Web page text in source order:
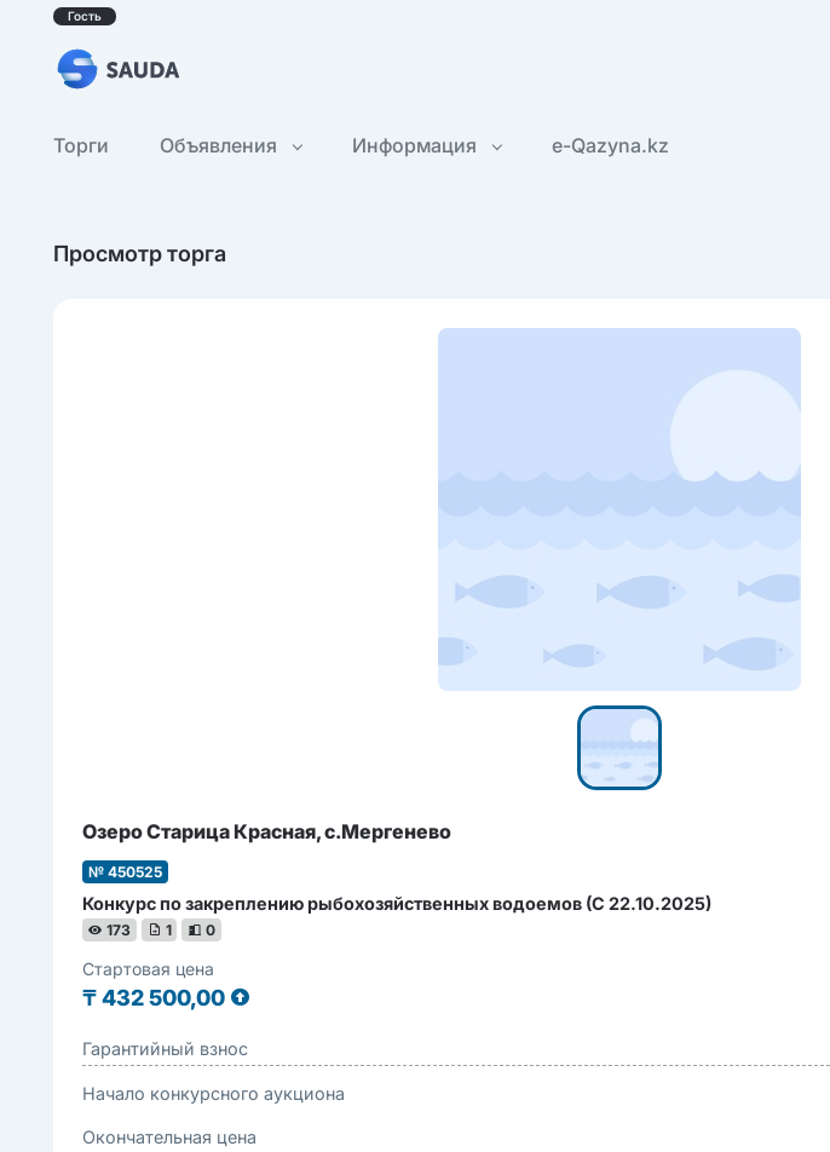
Гость
Торги Объявления Информация e-Qazyna.kz
Просмотр торга
Озеро Старица Красная, с.Мергенево
№ 450525
Конкурс по закреплению рыбохозяйственных водоемов (С 22.10.2025)
173 1 0
Стартовая цена
₸432 500,00
Гарантийный взнос
Начало конкурсного аукциона
Окончательная цена